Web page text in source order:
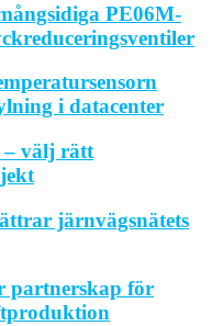
PE06M-
i datacenter
– välj rätt
järnvägsnätets
partnerskap för